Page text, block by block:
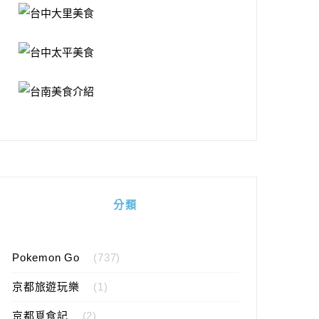
分類
Pokemon Go (737)
京都旅遊玩樂 (1)
京都覓食記 (2)